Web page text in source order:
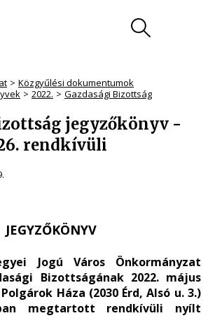
Közgyűlési dokumentumok
2022. Gazdasági Bizottság
jegyzőkönyv -
rendkívüli
JEGYZŐKÖNYV
Jogú Város Önkormányzat
Bizottságának 2022. május
Háza (2030 Érd, Alsó u. 3.)
megtartott rendkívüli nyílt